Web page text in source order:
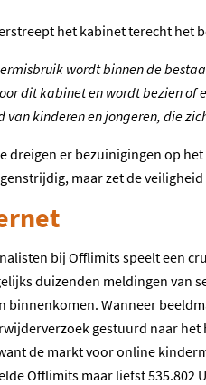
het kabinet terecht het
wordt binnen de
dit kabinet en wordt bezien of
kinderen en jongeren, die
dreigen er bezuinigingen op
maar zet de
bij Offlimits speelt een
duizenden meldingen
Wanneer
gestuurd naar
de markt voor online
Offlimits maar liefst 535.802